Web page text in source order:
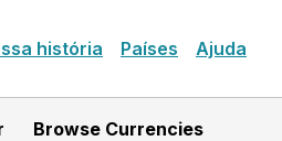
história Países Ajuda
Browse Currencies